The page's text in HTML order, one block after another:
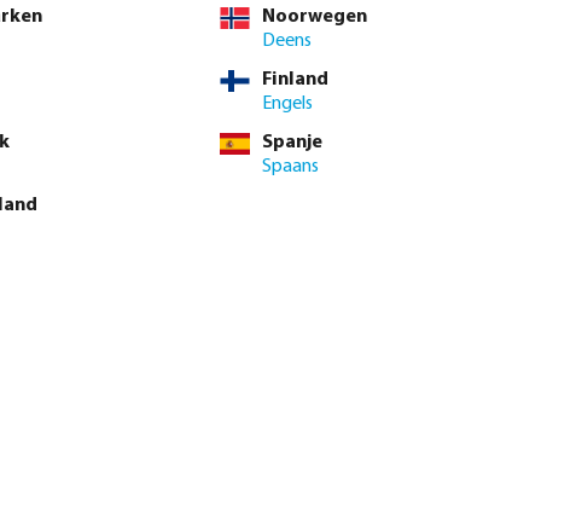
Noorwegen
Deens
Finland
Engels
Spanje
Spaans